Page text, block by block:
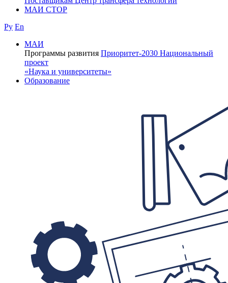
МАИ СТОР
Ру En
МАИ
Программы развития Приоритет-2030 Национальный
проект
«Наука и университеты»
Образование